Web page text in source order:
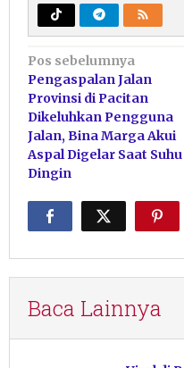
Navigasi
pos
Pos sebelumnya
Pengaspalan Jalan
Provinsi di Pacitan
Dikeluhkan Pengguna
Jalan, Bina Marga Akui
Aspal Digelar Saat Suhu
Dingin
Baca Lainnya